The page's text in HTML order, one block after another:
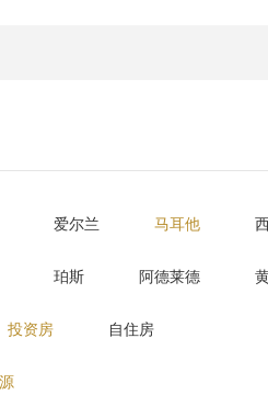
爱尔兰 马耳他
珀斯 阿德莱德
投资房 自住房